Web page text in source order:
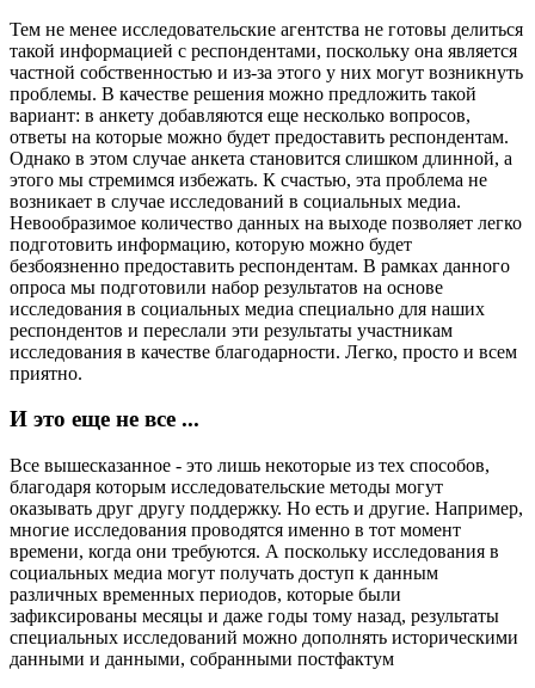
Тем не менее исследовательские агентства не готовы делиться
такой информацией с респондентами, поскольку она является
частной собственностью и из-за этого у них могут возникнуть
проблемы. В качестве решения можно предложить такой
вариант: в анкету добавляются еще несколько вопросов,
ответы на которые можно будет предоставить респондентам.
Однако в этом случае анкета становится слишком длинной, а
этого мы стремимся избежать. К счастью, эта проблема не
возникает в случае исследований в социальных медиа.
Невообразимое количество данных на выходе позволяет легко
подготовить информацию, которую можно будет
безбоязненно предоставить респондентам. В рамках данного
опроса мы подготовили набор результатов на основе
исследования в социальных медиа специально для наших
респондентов и переслали эти результаты участникам
исследования в качестве благодарности. Легко, просто и всем
приятно.
И это еще не все ...
Все вышесказанное - это лишь некоторые из тех способов,
благодаря которым исследовательские методы могут
оказывать друг другу поддержку. Но есть и другие. Например,
многие исследования проводятся именно в тот момент
времени, когда они требуются. А поскольку исследования в
социальных медиа могут получать доступ к данным
различных временных периодов, которые были
зафиксированы месяцы и даже годы тому назад, результаты
специальных исследований можно дополнять историческими
данными и данными, собранными постфактум